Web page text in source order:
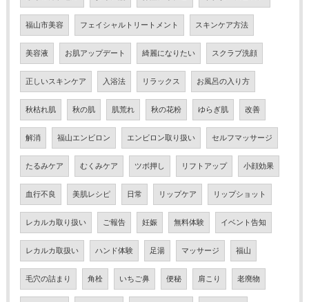
福山市美容 フェイシャルトリートメント スキンケア方法
美容液 お肌アップデート 綺麗になりたい スクラブ洗顔
正しいスキンケア 入浴法 リラックス お風呂の入り方
秋枯れ肌 秋の肌 肌荒れ 秋の花粉 ゆらぎ肌 改善
解消 福山エンビロン エンビロン取り扱い セルフマッサージ
たるみケア むくみケア ツボ押し リフトアップ 小顔効果
血行不良 美肌レシピ 日常 リップケア リップショット
レカルカ取り扱い ご報告 妊娠 無料体験 イベント告知
レカルカ取扱い ハンド体験 足湯 マッサージ 福山
毛穴の詰まり 角栓 いちご鼻 便秘 肩こり 老廃物